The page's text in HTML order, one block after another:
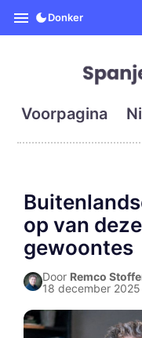
Donker
Voorpagina
op van
gewoontes
Door Remco
18 december